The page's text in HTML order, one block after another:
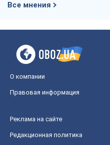
Все мнения
О компании
Правовая информация
Реклама на сайте
Редакционная политика